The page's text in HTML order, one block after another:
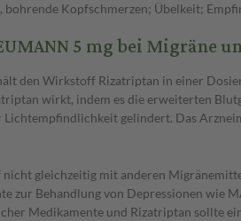
Kopfschmerzen; Übelkeit;
5 mg bei Migräne
den Wirkstoff Rizatriptan in einer
wirkt, indem es die erweiterten
Lichtempfindlichkeit gelindert. Das
gleichzeitig mit anderen
zur Behandlung von Depressionen wie
Medikamente und Rizatriptan sollte